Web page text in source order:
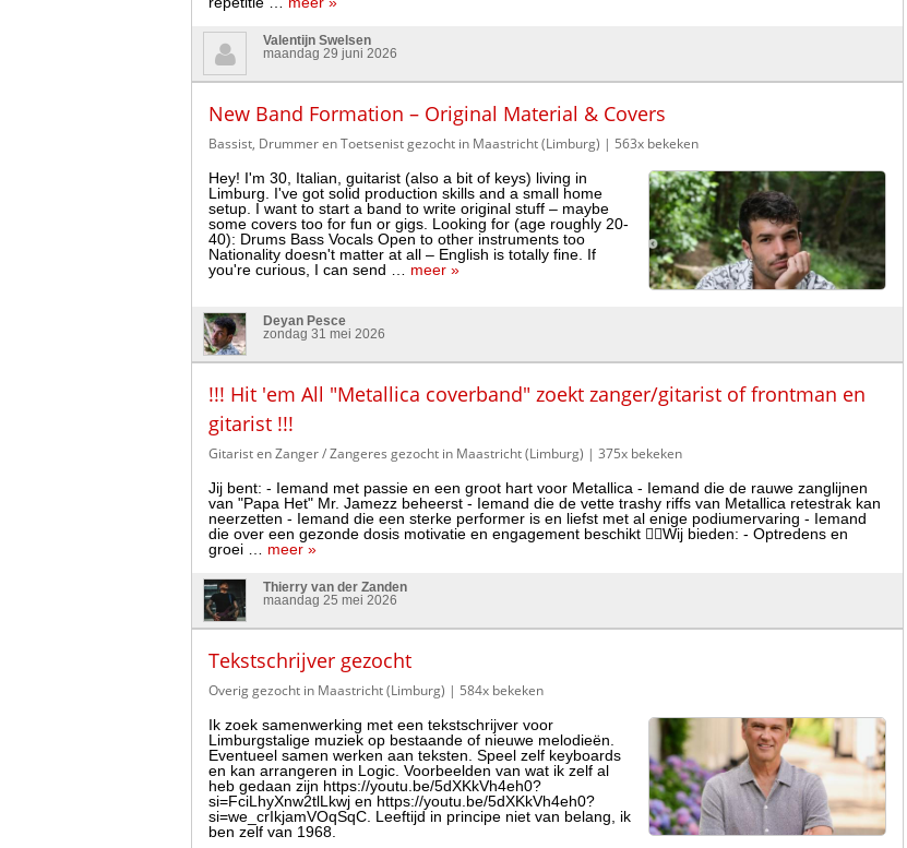
Valentijn Swelsen
maandag 29 juni 2026
New Band Formation – Original Material & Covers
Bassist, Drummer en Toetsenist gezocht in Maastricht (Limburg) | 563x bekeken
Hey! I'm 30, Italian, guitarist (also a bit of keys) living in
Limburg. I've got solid production skills and a small home
setup. I want to start a band to write original stuff – maybe
some covers too for fun or gigs. Looking for (age roughly 20-
40): Drums Bass Vocals Open to other instruments too
Nationality doesn't matter at all – English is totally fine. If
you're curious, I can send … meer »
Deyan Pesce
zondag 31 mei 2026
!!! Hit 'em All "Metallica coverband" zoekt zanger/gitarist of frontman en
gitarist !!!
Gitarist en Zanger / Zangeres gezocht in Maastricht (Limburg) | 375x bekeken
Jij bent: - Iemand met passie en een groot hart voor Metallica - Iemand die de rauwe zanglijnen
van "Papa Het" Mr. Jamezz beheerst - Iemand die de vette trashy riffs van Metallica retestrak kan
neerzetten - Iemand die een sterke performer is en liefst met al enige podiumervaring - Iemand
die over een gezonde dosis motivatie en engagement beschikt 👉🏼Wij bieden: - Optredens en
groei … meer »
Thierry van der Zanden
maandag 25 mei 2026
Tekstschrijver gezocht
Overig gezocht in Maastricht (Limburg) | 584x bekeken
Ik zoek samenwerking met een tekstschrijver voor
Limburgstalige muziek op bestaande of nieuwe melodieën.
Eventueel samen werken aan teksten. Speel zelf keyboards
en kan arrangeren in Logic. Voorbeelden van wat ik zelf al
heb gedaan zijn https://youtu.be/5dXKkVh4eh0?
si=FciLhyXnw2tlLkwj en https://youtu.be/5dXKkVh4eh0?
si=we_crIkjamVOqSqC. Leeftijd in principe niet van belang, ik
ben zelf van 1968.